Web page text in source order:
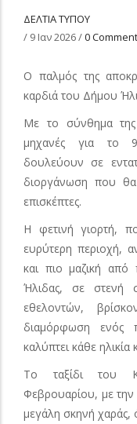
ΔΕΛΤΙΑ ΤΥΠΟΥ
/ 9 Ιαν 2026/0
Ο παλμός της
καρδιά του Δήμου
Με το σύνθημα της
μηχανές για το 9
δουλεύουν σε
διοργάνωση που θα
επισκέπτες.
Η φετινή γιορτή,
ευρύτερη περιοχή,
και πιο μαζική από
Ήλιδας, σε στενή
εθελοντών,
διαμόρφωση ενός
καλύπτει κάθε
Το ταξίδι του
Φεβρουαρίου, με
μεγάλη σκηνή χαράς,